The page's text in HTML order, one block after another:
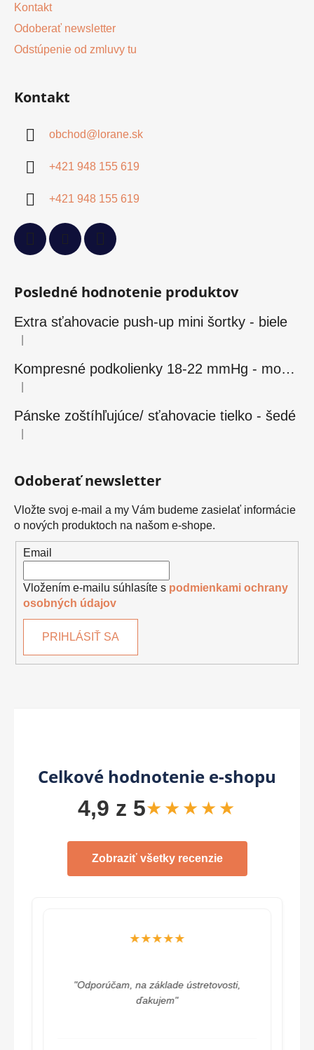
Kontakt
Odoberať newsletter
Odstúpenie od zmluvy tu
Kontakt
obchod@ lorane.sk
+421 948 155 619
+421 948 155 619
Posledné hodnotenie produktov
Extra sťahovacie push-up mini šortky - biele
Hodnotenie produktu je 5 z 5 hviezdičiek.
Kompresné podkolienky 18-22 mmHg - modré
Hodnotenie produktu je 5 z 5 hviezdičiek.
Pánske zoštíhľujúce/ sťahovacie tielko - šedé
Hodnotenie produktu je 5 z 5 hviezdičiek.
Odoberať newsletter
Vložte svoj e-mail a my Vám budeme zasielať informácie
o nových produktoch na našom e-shope.
Email
Vložením e-mailu súhlasíte s podmienkami ochrany
osobných údajov
PRIHLÁSIŤ SA
Celkové hodnotenie e-shopu
4,9 z 5★★★★★
Zobraziť všetky recenzie
★★★★★
"Odporúčam, na základe ústretovosti,
ďakujem"